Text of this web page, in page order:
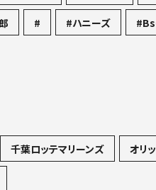
# #ハニーズ
千葉ロッテマリーンズ オリ